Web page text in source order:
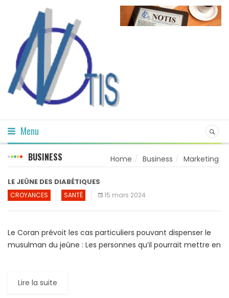
Menu
BUSINESS Home Business Marketing
LE JEÛNE DES DIABÉTIQUES
CROYANCES SANTÉ 15 mars 2024
Le Coran prévoit les cas particuliers pouvant dispenser le
musulman du jeûne : Les personnes qu’il pourrait mettre en
Lire la suite